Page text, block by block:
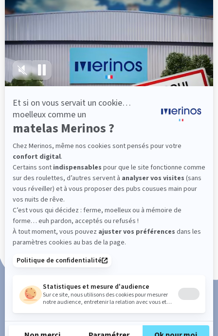
épaules, le dos et le bassin qui reposent sur ses
lattes, vous évitez les douleurs au petit matin.
501,00 €
Découvrir
Fabrication Française
101 nuits d'essai*
Paiement en 3x ou 4x sans frais